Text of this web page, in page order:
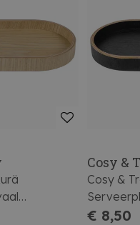
Cosy &
Cosy &
€ 8,50